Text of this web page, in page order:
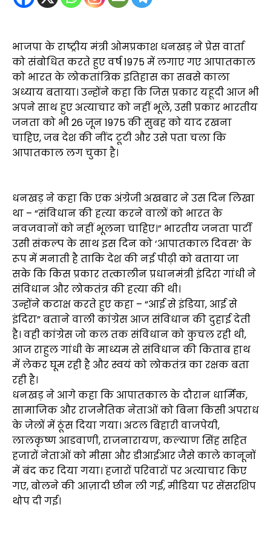
भाजपा के राष्ट्रीय मंत्री ओमप्रकाश धनखड़ ने प्रेस वार्ता
को संबोधित करते हुए वर्ष 1975 में लगाए गए आपातकाल
को भारत के लोकतांत्रिक इतिहास का सबसे काला
अध्याय बताया। उन्होंने कहा कि जिस प्रकार यहूदी आज भी
अपने साथ हुए अत्याचार को नहीं भूले, उसी प्रकार भारतीय
जनता को भी 26 जून 1975 की सुबह को याद रखना
चाहिए, जब देश की नींद टूटी और उसे पता चला कि
आपातकाल लग चुका है।
धनखड़ ने कहा कि एक अंग्रेजी अखबार ने उस दिन लिखा
था – “संविधान की हत्या करने वालों को भारत के
नवजवानों को नहीं भूलना चाहिए।” भारतीय जनता पार्टी
उसी संकल्प के साथ इस दिन को ‘आपातकाल दिवस’ के
रूप में मनाती है ताकि देश की नई पीढ़ी को बताया जा
सके कि किस प्रकार तत्कालीन प्रधानमंत्री इंदिरा गांधी ने
संविधान और लोकतंत्र की हत्या की थी।
उन्होंने कटाक्ष करते हुए कहा – “आई से इंडिया, आई से
इंदिरा” बताने वाली कांग्रेस आज संविधान की दुहाई देती
है। वही कांग्रेस जो कल तक संविधान को कुचल रही थी,
आज राहुल गांधी के माध्यम से संविधान की किताब हाथ
में लेकर घूम रही है और स्वयं को लोकतंत्र का रक्षक बता
रही है।
धनखड़ ने आगे कहा कि आपातकाल के दौरान धार्मिक,
सामाजिक और राजनैतिक नेताओं को बिना किसी अपराध
के जेलों में ठूंस दिया गया। अटल बिहारी वाजपेयी,
लालकृष्ण आडवाणी, राजनारायण, कल्याण सिंह सहित
हजारों नेताओं को मीसा और डीआईआर जैसे काले कानूनों
में बंद कर दिया गया। हजारों परिवारों पर अत्याचार किए
गए, बोलने की आज़ादी छीन ली गई, मीडिया पर सेंसरशिप
थोप दी गई।